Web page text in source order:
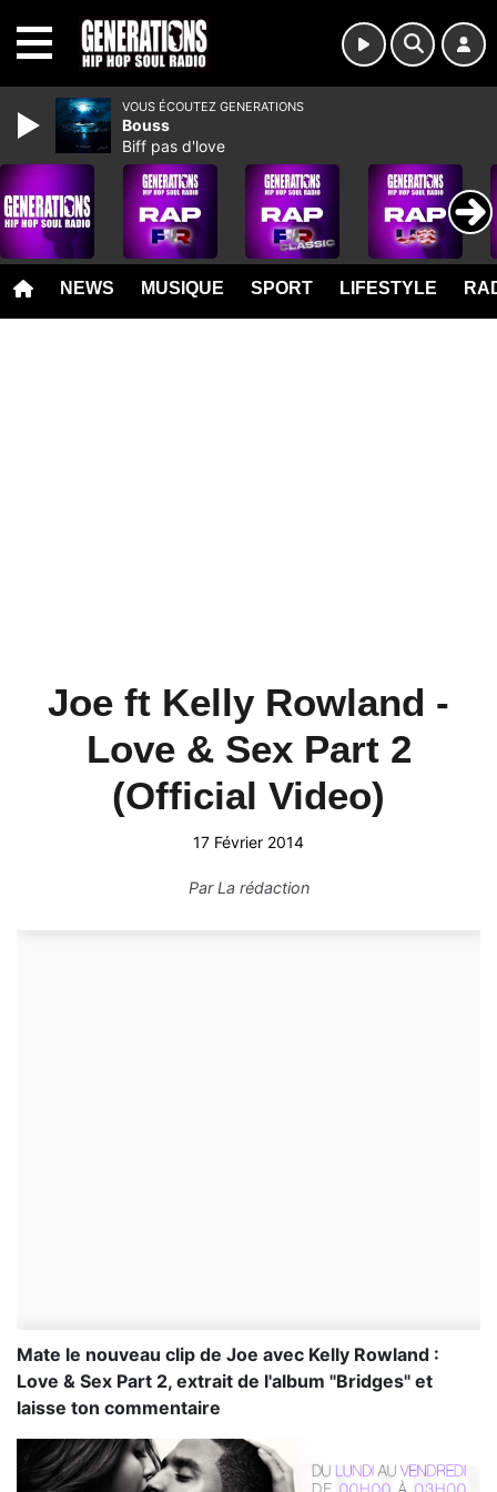
NEWS MUSIQUE SPORT LIFESTYLE
Joe ft Kelly Rowland -
Love & Sex Part 2
(Official Video)
17 Février 2014
ParLa rédaction
Mate le nouveau clip de Joe avec Kelly Rowland :
Love & Sex Part 2, extrait de l'album "Bridges" et
laisse ton commentaire
VOUS ÉCOUTEZ GENERATIONS
Bouss
Biff pas d'love